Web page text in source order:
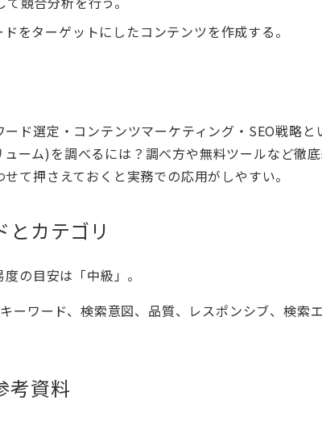
をターゲットにしたコンテンツを作成する。
ド選定・コンテンツマーケティング・SEO戦略と
ューム)を調べるには？調べ方や無料ツールなど徹
て押さえておくと実務での応用がしやすい。
とカテゴリ
の目安は「中級」。
ーワード、検索意図、品質、レスポンシブ、検索
考資料